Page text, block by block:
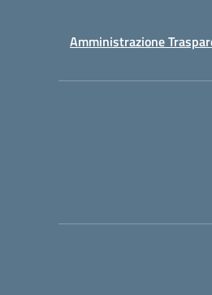
Amministrazione